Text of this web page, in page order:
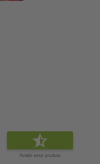
Avalie esse produto